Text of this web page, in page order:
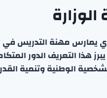
يمارس مهنة التدريس
هذا التعريف الدور
الوطنية وتنمية